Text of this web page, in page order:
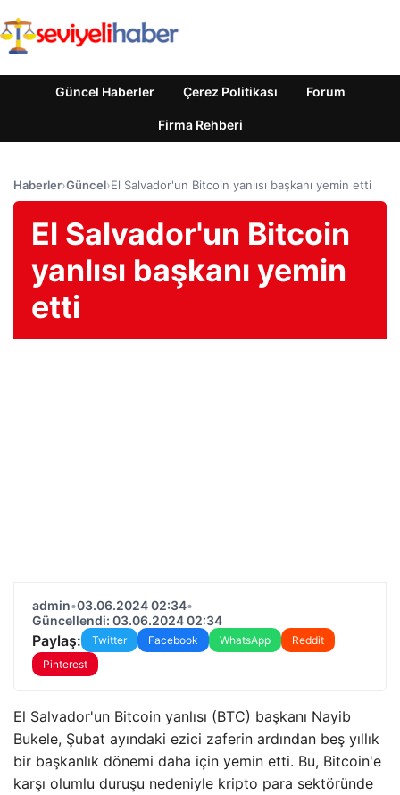
Güncel Haberler Çerez Politikası Forum
Firma Rehberi
Haberler›Güncel›El Salvador'un Bitcoin yanlısı başkanı yemin etti
El Salvador'un Bitcoin
yanlısı başkanı yemin
etti
admin•03.06.2024 02:34•
Güncellendi: 03.06.2024 02:34
Paylaş: Twitter Facebook WhatsApp
Reddit
Pinterest
El Salvador'un Bitcoin yanlısı (BTC) başkanı Nayib
Bukele, Şubat ayındaki ezici zaferin ardından beş yıllık
bir başkanlık dönemi daha için yemin etti. Bu, Bitcoin'e
karşı olumlu duruşu nedeniyle kripto para sektöründe